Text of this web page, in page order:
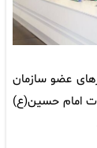
عضو سازمان
امام حسین(ع)